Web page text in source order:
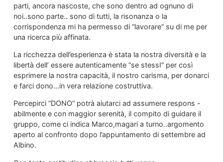
parti, ancora nascoste, che sono dentro ad ognuno di
noi..sono parte.. sono di tutti, la risonanza o la
corrispondenza mi ha permesso di “lavorare” su di me per
una ricerca più affinata.
La ricchezza dell’esperienza è stata la nostra diversità e la
libertà dell’ essere autenticamente “se stessI” per così
esprimere la nostra capacità, il nostro carisma, per donarci
e farci dono…in vera relazione costruttiva.
Percepirci “DONO” potrà aiutarci ad assumere respons -
abilmente e con maggior serenità, il compito di guidare il
gruppo, come ci indica Marco,magari a turno..argomento
aperto al confronto dopo l’appuntamento di settembre ad
Albino.